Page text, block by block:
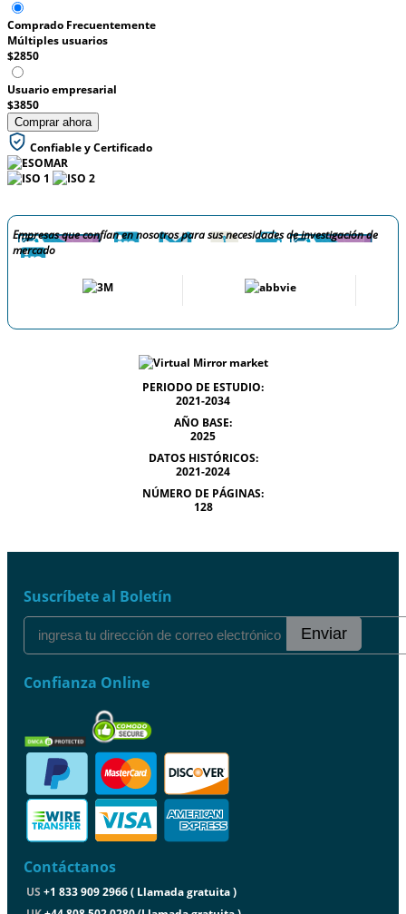
Comprado Frecuentemente
Múltiples usuarios
$2850
Usuario empresarial
$3850
Comprar ahora
Confiable y Certificado
Empresas que confían en nosotros para sus necesidades de investigación de
mercado
PERIODO DE ESTUDIO:
2021-2034
AÑO BASE:
2025
DATOS HISTÓRICOS:
2021-2024
NÚMERO DE PÁGINAS:
128
Suscríbete al Boletín
Enviar
Confianza Online
Contáctanos
US +1 833 909 2966 ( Llamada gratuita )